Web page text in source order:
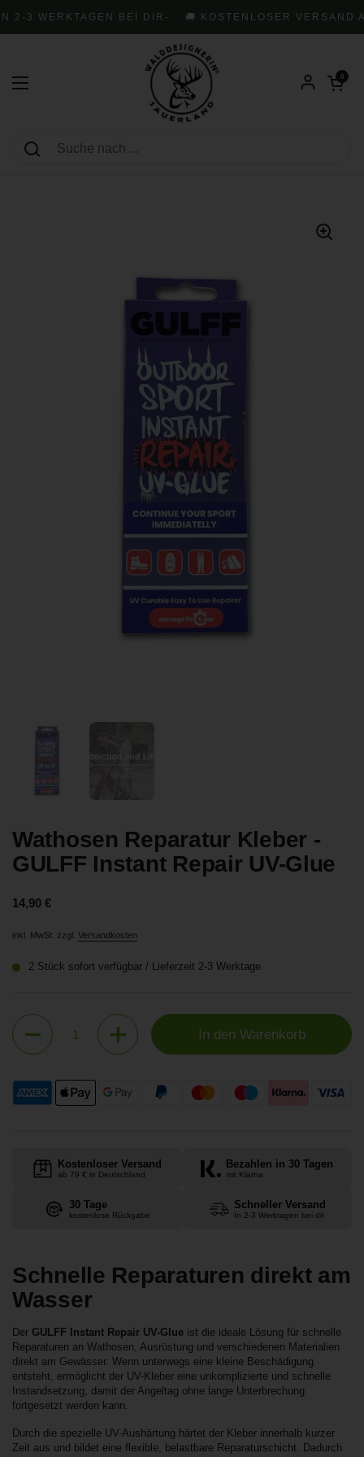
2-3 WERKTAGEN BEI DIR- 🚚 KOSTENLOSER VERSAND
Menü öffnen
Warenkorb
0
Zeige Folie 1 Zeige Folie 2
Wathosen Reparatur Kleber -
GULFF Instant Repair UV-Glue
Preis:
14,90 €
inkl. MwSt. zzgl. Versandkosten
2 Stück sofort verfügbar / Lieferzeit 2-3 Werktage
Anzahl
In den Warenkorb
Kostenloser Versand
ab 79 € in Deutschland
Bezahlen in 30 Tagen
mit Klarna
30 Tage
kostenlose Rückgabe
Schneller Versand
In 2-3 Werktagen bei dir
Schnelle Reparaturen direkt am
Wasser
Der GULFF Instant Repair UV-Glue ist die ideale Lösung für schnelle
Reparaturen an Wathosen, Ausrüstung und verschiedenen Materialien
direkt am Gewässer. Wenn unterwegs eine kleine Beschädigung
entsteht, ermöglicht der UV-Kleber eine unkomplizierte und schnelle
Instandsetzung, damit der Angeltag ohne lange Unterbrechung
fortgesetzt werden kann.
Durch die spezielle UV-Aushärtung härtet der Kleber innerhalb kurzer
Zeit aus und bildet eine flexible, belastbare Reparaturschicht. Dadurch